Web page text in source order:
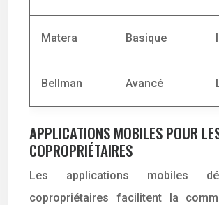
Matera Basique
Bellman Avancé
APPLICATIONS MOBILES POUR
COPROPRIÉTAIRES
Les applications mobiles
copropriétaires facilitent la